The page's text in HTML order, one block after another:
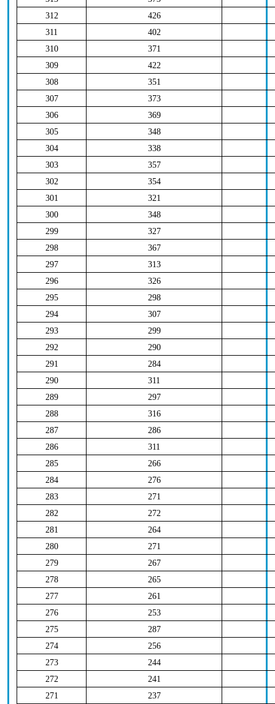
312
426
311
402
310
371
309
422
308
351
307
373
306
369
305
348
304
338
303
357
302
354
301
321
300
348
299
327
298
367
297
313
296
326
295
298
294
307
293
299
292
290
291
284
290
311
289
297
288
316
287
286
286
311
285
266
284
276
283
271
282
272
281
264
280
271
279
267
278
265
277
261
276
253
275
287
274
256
273
244
272
241
271
237